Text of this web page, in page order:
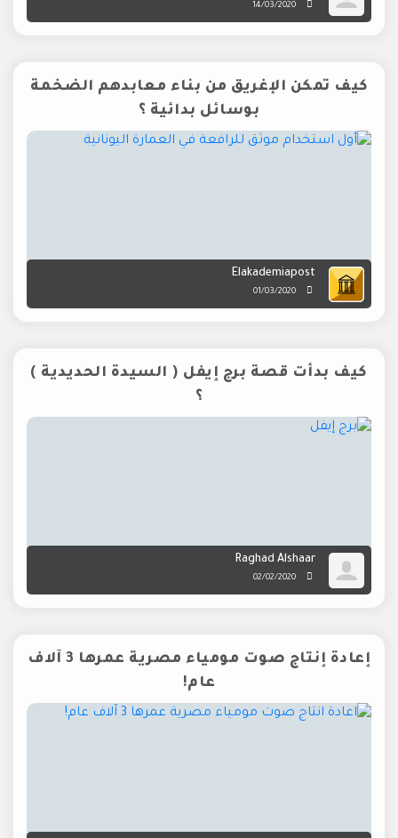
14/03/2020
كيف تمكن الإغريق من بناء معابدهم الضخمة
بوسائل بدائية ؟
Elakademiapost
01/03/2020
كيف بدأت قصة برج إيفل ( السيدة الحديدية )
؟
Raghad Alshaar
02/02/2020
إعادة إنتاج صوت مومياء مصرية عمرها 3 آلاف
عام!